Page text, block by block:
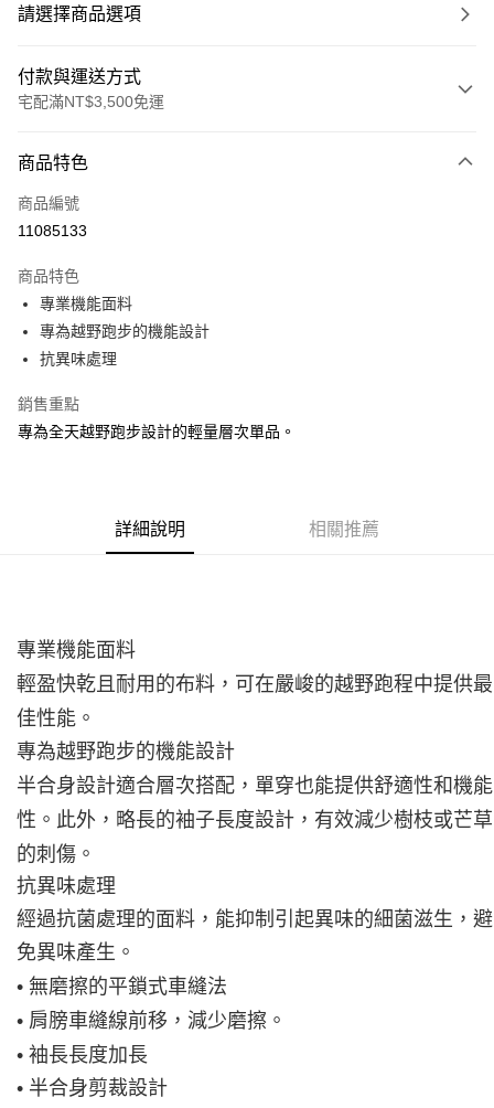
請選擇商品選項
付款與運送方式
宅配滿NT$3,500免運
信用卡一次付款
ATM付款
運送方式
宅配
每筆NT$100，滿NT$3,500(含以上)免運費
商品特色
商品編號
11085133
商品特色
專業機能面料
專為越野跑步的機能設計
抗異味處理
銷售重點
專為全天越野跑步設計的輕量層次單品。
詳細說明 相關推薦
專業機能面料
輕盈快乾且耐用的布料，可在嚴峻的越野跑程中提供最
佳性能。
專為越野跑步的機能設計
半合身設計適合層次搭配，單穿也能提供舒適性和機能
性。此外，略長的袖子長度設計，有效減少樹枝或芒草
的刺傷。
抗異味處理
經過抗菌處理的面料，能抑制引起異味的細菌滋生，避
免異味產生。
• 無磨擦的平鎖式車縫法
• 肩膀車縫線前移，減少磨擦。
• 袖長長度加長
• 半合身剪裁設計